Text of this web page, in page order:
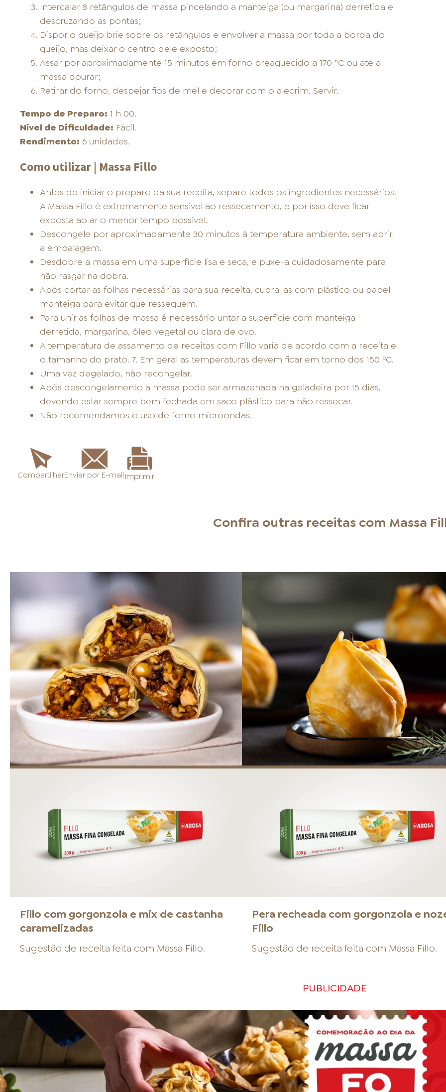
Intercalar 8 retângulos de massa pincelando a manteiga (ou margarina) derretida e
descruzando as pontas;
Dispor o queijo brie sobre os retângulos e envolver a massa por toda a borda do
queijo, mas deixar o centro dele exposto;
Assar por aproximadamente 15 minutos em forno preaquecido a 170 °C ou até a
massa dourar;
Retirar do forno, despejar fios de mel e decorar com o alecrim. Servir.
Tempo de Preparo: 1 h 00.
Nível de Dificuldade: Fácil.
Rendimento: 6 unidades.
Como utilizar | Massa Fillo
Antes de iniciar o preparo da sua receita, separe todos os ingredientes necessários.
A Massa Fillo é extremamente sensível ao ressecamento, e por isso deve ficar
exposta ao ar o menor tempo possível.
Descongele por aproximadamente 30 minutos à temperatura ambiente, sem abrir
a embalagem.
Desdobre a massa em uma superfície lisa e seca, e puxe-a cuidadosamente para
não rasgar na dobra.
Após cortar as folhas necessárias para sua receita, cubra-as com plástico ou papel
manteiga para evitar que ressequem.
Para unir as folhas de massa é necessário untar a superfície com manteiga
derretida, margarina, óleo vegetal ou clara de ovo.
A temperatura de assamento de receitas com Fillo varia de acordo com a receita e
o tamanho do prato. 7. Em geral as temperaturas devem ficar em torno dos 150 ºC.
Uma vez degelado, não recongelar.
Após descongelamento a massa pode ser armazenada na geladeira por 15 dias,
devendo estar sempre bem fechada em saco plástico para não ressecar.
Não recomendamos o uso de forno microondas.
CompartilharEnviar por E-mail Imprimir
Confira outras receitas com Massa
Fillo com gorgonzola e mix de castanha
caramelizadas
Sugestão de receita feita com Massa Fillo.
Pera recheada com gorgonzola e
Fillo
Sugestão de receita feita com Massa Fillo.
PUBLICIDADE